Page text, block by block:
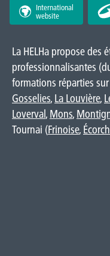
International
website
La HELHa propose des
professionnalisantes
formations réparties sur
Gosselies, La Louvière,
Loverval, Mons,
Tournai (Frinoise,